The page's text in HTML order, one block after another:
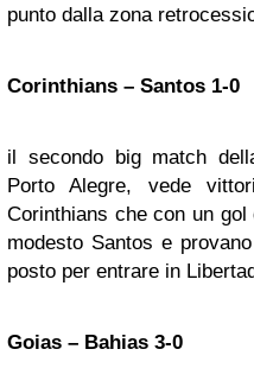
punto dalla zona
Corinthians – Santos 1-0
il secondo big match
Porto Alegre, vede
Corinthians che con un gol
modesto Santos e
posto per entrare in
Goias – Bahias 3-0